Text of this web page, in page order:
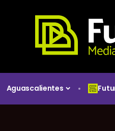
Aguascalientes